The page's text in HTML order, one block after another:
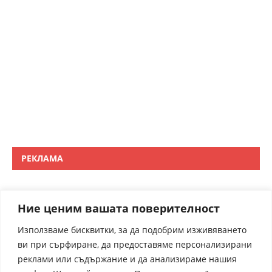
Ние ценим вашата поверителност
Използваме бисквитки, за да подобрим изживяването
ви при сърфиране, да предоставяме персонализирани
реклами или съдържание и да анализираме нашия
РЕКЛАМА